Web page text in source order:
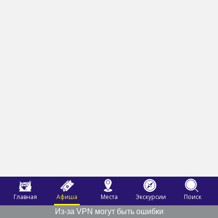
Главная Афиша Места Экскурсии
Поиск
Из-за VPN могут быть ошибки